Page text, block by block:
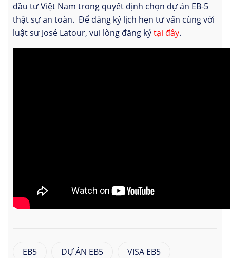
đầu tư Việt Nam trong quyết định chọn dự án EB-5
thật sự an toàn. Để đăng ký lịch hẹn tư vấn cùng với
luật sư José Latour, vui lòng đăng kýtại đây.
EB5 DỰ ÁN EB5 VISA EB5